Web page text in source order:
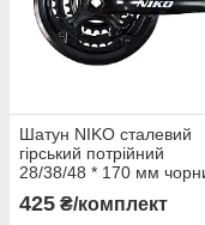
Шатун NIKO сталевий
гірський потрійний
28/38/48 * 170 мм
425 ₴/комплект